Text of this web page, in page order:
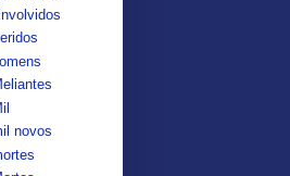
novos